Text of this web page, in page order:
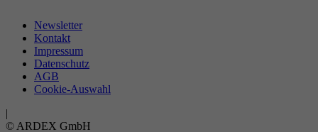
Newsletter
Kontakt
Impressum
Datenschutz
AGB
Cookie-Auswahl
|
© ARDEX GmbH